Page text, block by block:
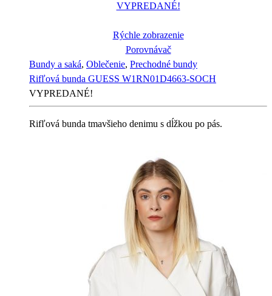
VYPREDANÉ!
Rýchle zobrazenie
Porovnávač
Bundy a saká, Oblečenie, Prechodné bundy
Rifľová bunda GUESS W1RN01D4663-SOCH
VYPREDANÉ!
Rifľová bunda tmavšieho denimu s dĺžkou po pás.